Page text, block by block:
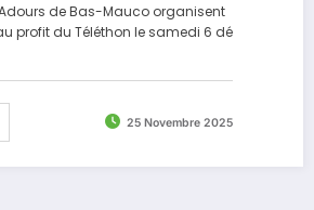
de Bas-Mauco organisent
profit du Téléthon le samedi 6 dé
25 Novembre 2025